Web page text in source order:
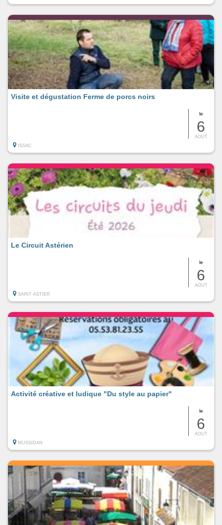
le
6
AOUT
Visite et dégustation Ferme de porcs noirs
ISSAC
le
6
AOUT
Le Circuit Astérien
SAINT-ASTIER
le
6
AOUT
Activité créative et ludique "Du style au papier"
MUSSIDAN